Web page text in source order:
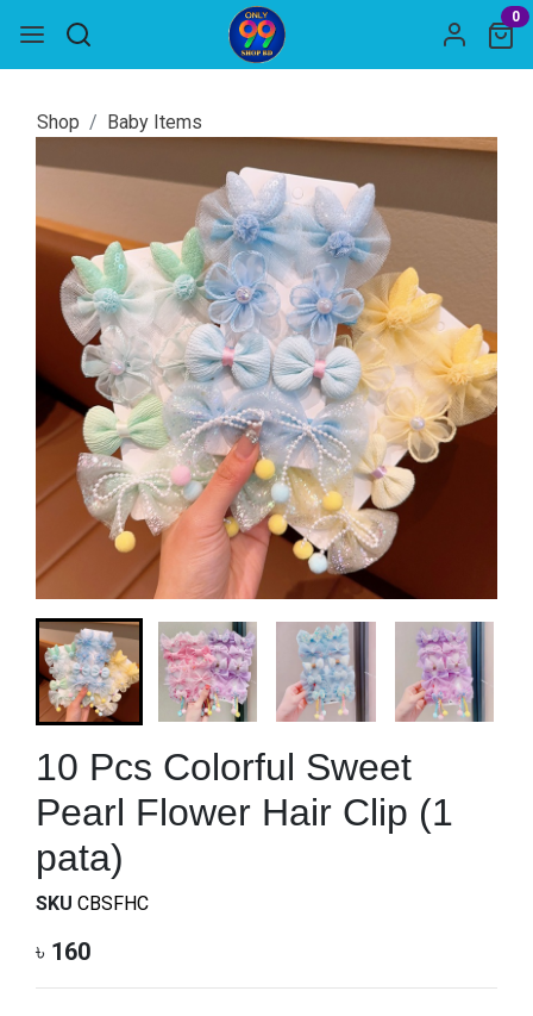
0
Shop Baby Items
10 Pcs Colorful Sweet
Pearl Flower Hair Clip (1
pata)
SKU CBSFHC
৳ 160